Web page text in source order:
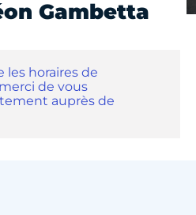
Gambetta
les horaires de
de vous
auprès de